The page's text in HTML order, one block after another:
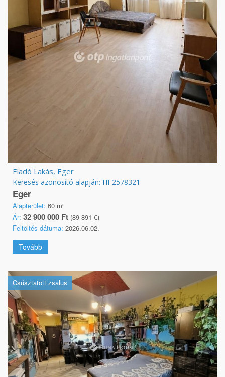
Eladó Lakás, Eger
Keresés azonosító alapján: HI-2578321
Eger
Alapterület: 60 m²
Ár: 32 900 000 Ft (89 891 €)
Feltöltés dátuma: 2026.06.02.
Tovább
Csúsztatott zsalus